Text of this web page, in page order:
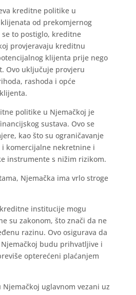
kreditne politike u
od prekomjernog
to postiglo, kreditne
provjeravaju kreditnu
klijenta prije nego
Ovo uključuje provjeru
rashoda i opće
politike u Njemačkoj je
sustava. Ovo se
kao što su ograničavanje
komercijalne nekretnine i
instrumente s nižim rizikom.
Njemačka ima vrlo stroge
institucije mogu
su zakonom, što znači da ne
razinu. Ovo osigurava da
budu prihvatljive i
opterećeni plaćanjem
uglavnom vezani uz